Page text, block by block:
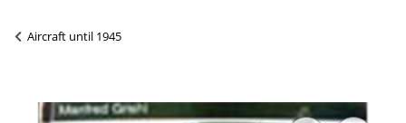
Aircraft until 1945